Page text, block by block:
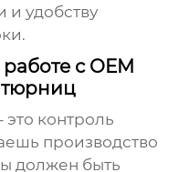
и удобству
с OEM
контроль
производство
должен быть